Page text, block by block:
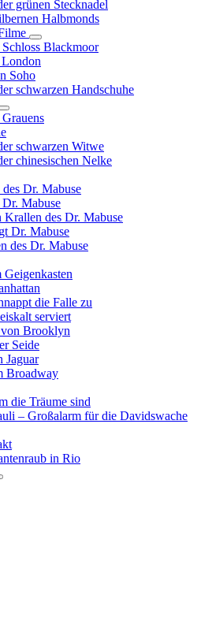
grünen Stecknadel
Halbmonds
Unternavigation
von
Bryan-
Wallace-
Blackmoor
Soho
schwarzen Handschuhe
Unternavigation
von
Weinert-
Wilton-
Filme
schwarzen Witwe
chinesischen Nelke
Dr. Mabuse
Mabuse
Krallen des Dr. Mabuse
Dr. Mabuse
des Dr. Mabuse
Geigenkasten
die Falle zu
serviert
Brooklyn
Seide
Jaguar
Broadway
die Träume sind
– Großalarm für die Davidswache
in Rio